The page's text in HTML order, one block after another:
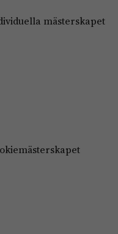
mästerskapet